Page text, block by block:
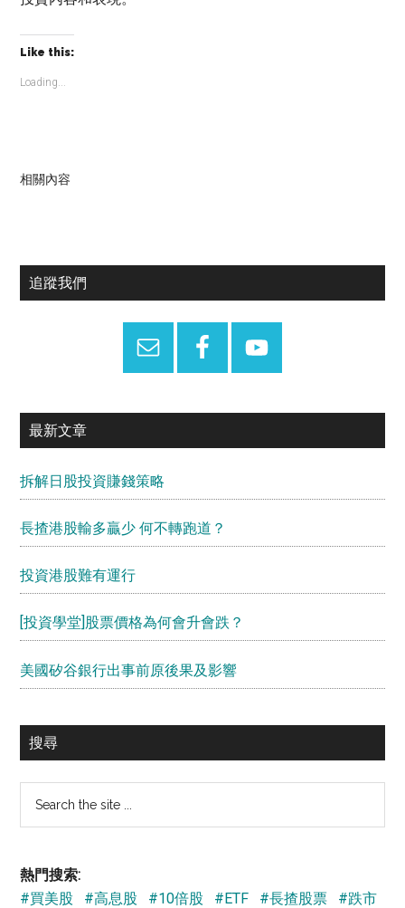
Like this:
Loading...
相關內容
Primary
追蹤我們
最新文章
拆解日股投資賺錢策略
長揸港股輸多贏少 何不轉跑道？
投資港股難有運行
[投資學堂]股票價格為何會升會跌？
美國矽谷銀行出事前原後果及影響
搜尋
熱門搜索:
#買美股
#高息股 #10倍股 #ETF #長揸股票
#跌市